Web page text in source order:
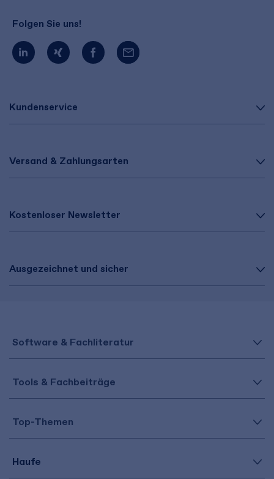
Kundenservice
Versand & Zahlungsarten
Kostenloser Newsletter
Ausgezeichnet und sicher
Folgen Sie uns!
Software & Fachliteratur
Tools & Fachbeiträge
Top-Themen
Haufe